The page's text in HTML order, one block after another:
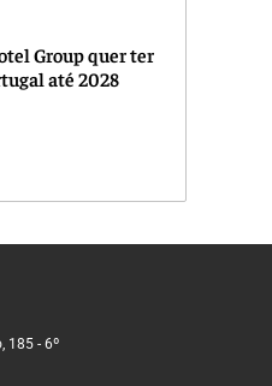
Group quer ter
até 2028
185 - 6º